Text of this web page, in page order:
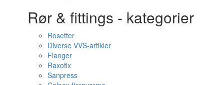
Rør & fittings - kategorier
Rosetter
Diverse VVS-artikler
Flanger
Raxofix
Sanpress